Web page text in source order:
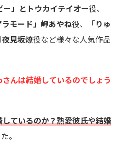
ー」とトウカイテイオー役、
モード」岬あやね役、
「りゅ
見坂燎役など様々な人気作品
んは結婚しているのでしょう
ているのか？熱愛彼氏や結婚
。